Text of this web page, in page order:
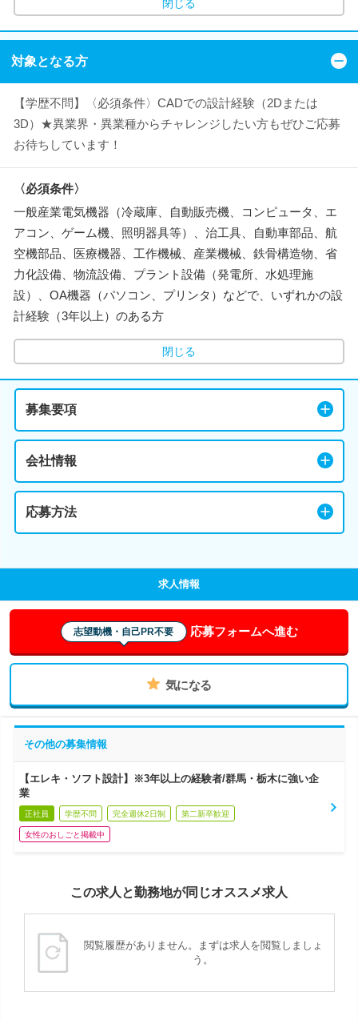
閉じる
対象となる方
【学歴不問】〈必須条件〉CADでの設計経験（2Dまたは
3D）★異業界・異業種からチャレンジしたい方もぜひご応募
お待ちしています！
〈必須条件〉
一般産業電気機器（冷蔵庫、自動販売機、コンピュータ、エ
アコン、ゲーム機、照明器具等）、治工具、自動車部品、航
空機部品、医療機器、工作機械、産業機械、鉄骨構造物、省
力化設備、物流設備、プラント設備（発電所、水処理施
設）、OA機器（パソコン、プリンタ）などで、いずれかの設
計経験（3年以上）のある方
閉じる
募集要項
会社情報
応募方法
求人情報
志望動機・自己PR不要 応募フォームへ進む
気になる
その他の募集情報
【エレキ・ソフト設計】※3年以上の経験者/群馬・栃木に強い企
業
正社員 学歴不問 完全週休2日制 第二新卒歓迎
女性のおしごと掲載中
この求人と勤務地が同じオススメ求人
閲覧履歴がありません。まずは求人を閲覧しましょ
う。